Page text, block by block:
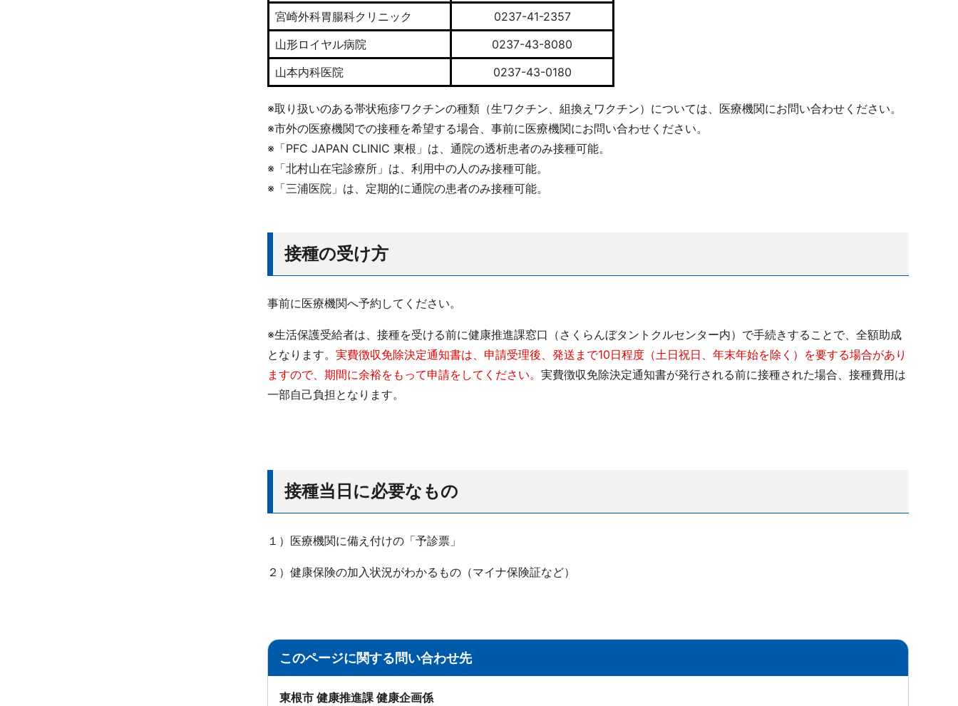
宮崎外科胃腸科クリニック
0237-41-2357
山形ロイヤル病院
0237-43-8080
山本内科医院
0237-43-0180
※取り扱いのある帯状疱疹ワクチンの種類（生ワクチン、組換えワクチン）については、医療機関にお問い合わせください。
※市外の医療機関での接種を希望する場合、事前に医療機関にお問い合わせください。
※「PFC JAPAN CLINIC 東根」は、通院の透析患者のみ接種可能。
※「北村山在宅診療所」は、利用中の人のみ接種可能。
※「三浦医院」は、定期的に通院の患者のみ接種可能。
接種の受け方
事前に医療機関へ予約してください。
※生活保護受給者は、接種を受ける前に健康推進課窓口（さくらんぼタントクルセンター内）で手続きすることで、全額助成
となります。実費徴収免除決定通知書は、申請受理後、発送まで10日程度（土日祝日、年末年始を除く）を要する場合があり
ますので、期間に余裕をもって申請をしてください。実費徴収免除決定通知書が発行される前に接種された場合、接種費用は
一部自己負担となります。
接種当日に必要なもの
１）医療機関に備え付けの「予診票」
２）健康保険の加入状況がわかるもの（マイナ保険証など）
このページに関する問い合わせ先
東根市 健康推進課 健康企画係